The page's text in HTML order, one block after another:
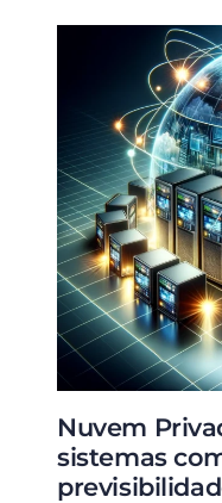
Nuvem
sistemas